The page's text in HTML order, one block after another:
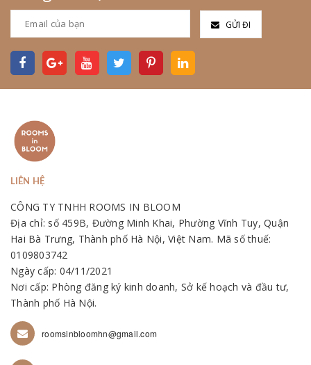
GỬI ĐI
LIÊN HỆ
CÔNG TY TNHH ROOMS IN BLOOM
Địa chỉ: số 459B, Đường Minh Khai, Phường Vĩnh Tuy, Quận
Hai Bà Trưng, Thành phố Hà Nội, Việt Nam. Mã số thuế:
0109803742
Ngày cấp: 04/11/2021
Nơi cấp: Phòng đăng ký kinh doanh, Sở kế hoạch và đầu tư,
Thành phố Hà Nội.
roomsinbloomhn@gmail.com